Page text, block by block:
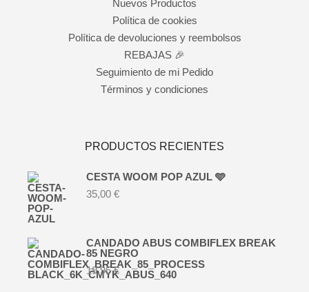
Nuevos Productos
Política de cookies
Política de devoluciones y reembolsos
REBAJAS 🎉
Seguimiento de mi Pedido
Términos y condiciones
PRODUCTOS RECIENTES
CESTA WOOM POP AZUL 🩵
35,00 €
CANDADO ABUS COMBIFLEX BREAK
85 NEGRO
19,95€